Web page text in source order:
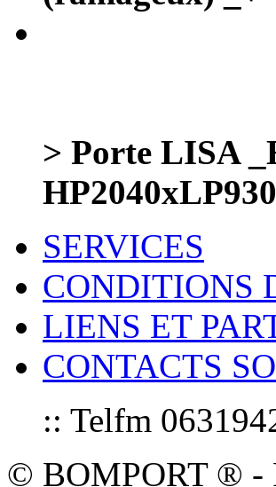
> Porte LISA
SERVICES
CONDITIONS
LIENS ET
CONTACTS
:: Telfm
© BOMPORT ® -